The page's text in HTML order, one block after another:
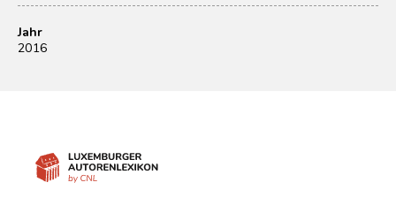
Jahr
2016